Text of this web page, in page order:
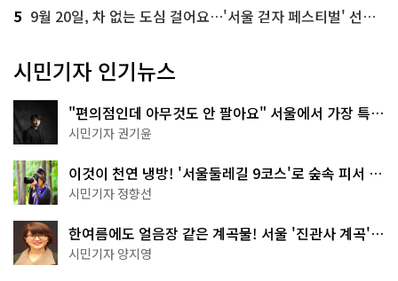
5 9월 20일, 차 없는 도심 걸어요…'서울 걷자 페스티벌' 선착순 5천명
시민기자 인기뉴스
"편의점인데 아무것도 안 팔아요" 서울에서 가장 특별
한 편의점의 정체
시민기자 권기윤
이것이 천연 냉방! '서울둘레길 9코스'로 숲속 피서 떠
나볼까
시민기자 정향선
한여름에도 얼음장 같은 계곡물! 서울 '진관사 계곡'이
천국이네~
시민기자 양지영